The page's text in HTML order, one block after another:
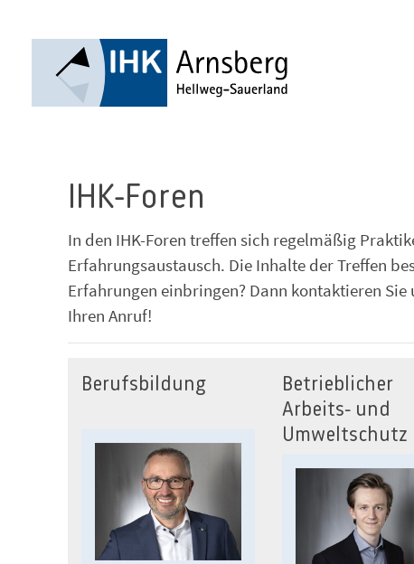
IHK-Foren
In den IHK-Foren treffen sich regelmäßig
Erfahrungsaustausch. Die Inhalte der Treffen
Erfahrungen einbringen? Dann kontaktieren
Ihren Anruf!
Berufsbildung
Betrieblicher
Arbeits- und
Umweltschutz